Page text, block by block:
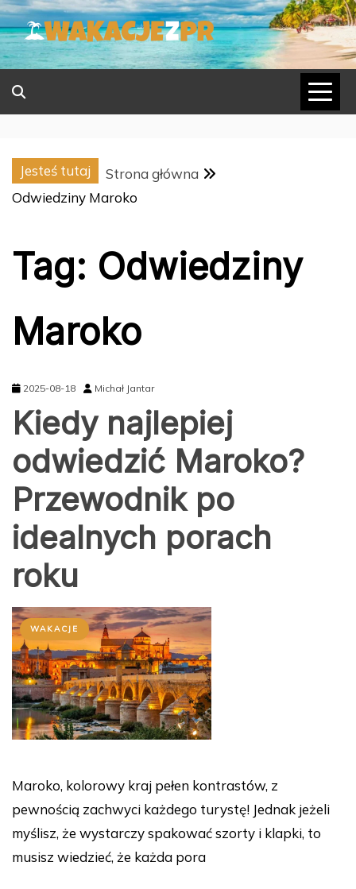
Skip
to
content
Jesteś tutaj
Strona główna
Odwiedziny Maroko
Tag: Odwiedziny
Maroko
2025-08-18 Michał Jantar
Kiedy najlepiej
odwiedzić Maroko?
Przewodnik po
idealnych porach
roku
WAKACJE
Maroko, kolorowy kraj pełen kontrastów, z
pewnością zachwyci każdego turystę! Jednak jeżeli
myślisz, że wystarczy spakować szorty i klapki, to
musisz wiedzieć, że każda pora